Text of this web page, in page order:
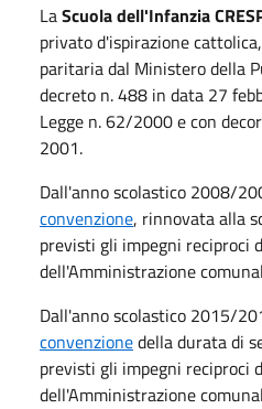
LaScuola dell'Infanzia
privato d'ispirazione
paritaria dal Ministero della
decreto n. 488 in data 27
Legge n. 62/2000 e con
2001.
Dall'anno scolastico 2008/
convenzione, rinnovata alla
previsti gli impegni reciproci
dell'Amministrazione
Dall'anno scolastico 2015/
convenzionedella durata di
previsti gli impegni reciproci
dell'Amministrazione